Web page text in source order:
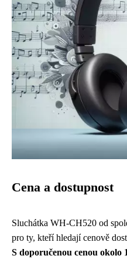
Cena a dostupnost
Sluchátka WH-CH520 od
pro ty, kteří hledají cenově
S doporučenou cenou okolo